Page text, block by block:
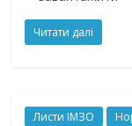
Читати далі
Листи ІМЗО